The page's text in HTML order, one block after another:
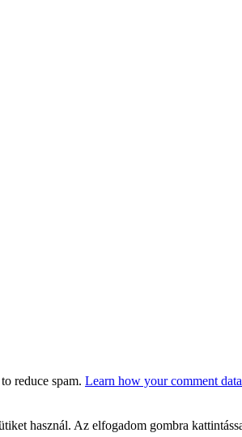
reduce spam. Learn how your comment
használ. Az elfogadom gombra